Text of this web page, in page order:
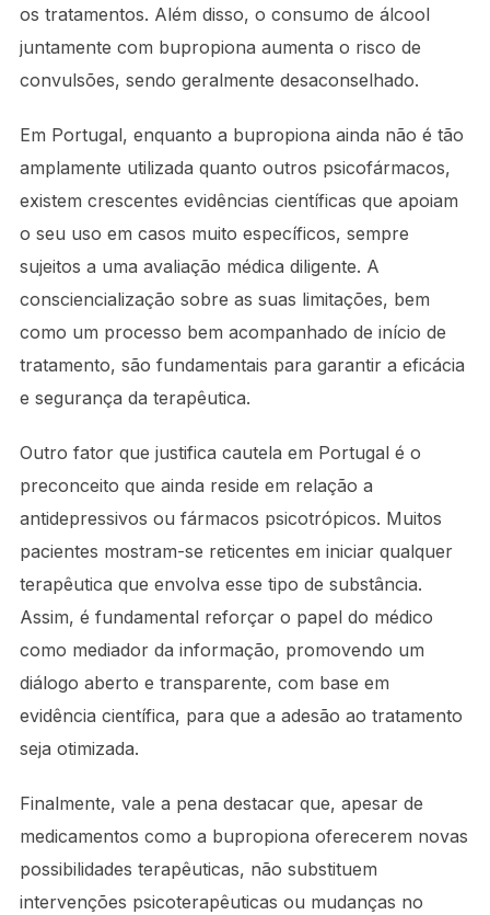
os tratamentos. Além disso, o consumo de álcool
juntamente com bupropiona aumenta o risco de
convulsões, sendo geralmente desaconselhado.
Em Portugal, enquanto a bupropiona ainda não é tão
amplamente utilizada quanto outros psicofármacos,
existem crescentes evidências científicas que apoiam
o seu uso em casos muito específicos, sempre
sujeitos a uma avaliação médica diligente. A
consciencialização sobre as suas limitações, bem
como um processo bem acompanhado de início de
tratamento, são fundamentais para garantir a eficácia
e segurança da terapêutica.
Outro fator que justifica cautela em Portugal é o
preconceito que ainda reside em relação a
antidepressivos ou fármacos psicotrópicos. Muitos
pacientes mostram-se reticentes em iniciar qualquer
terapêutica que envolva esse tipo de substância.
Assim, é fundamental reforçar o papel do médico
como mediador da informação, promovendo um
diálogo aberto e transparente, com base em
evidência científica, para que a adesão ao tratamento
seja otimizada.
Finalmente, vale a pena destacar que, apesar de
medicamentos como a bupropiona oferecerem novas
possibilidades terapêuticas, não substituem
intervenções psicoterapêuticas ou mudanças no